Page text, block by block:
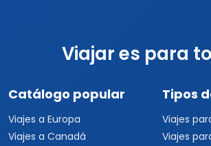
Viajar es para
Catálogo popular
Viajes a Europa
Viajes a Canadá
Tipos
Viajes
Viajes